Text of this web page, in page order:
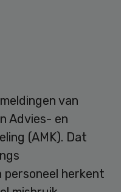
van
Advies- en
(AMK). Dat
personeel herkent